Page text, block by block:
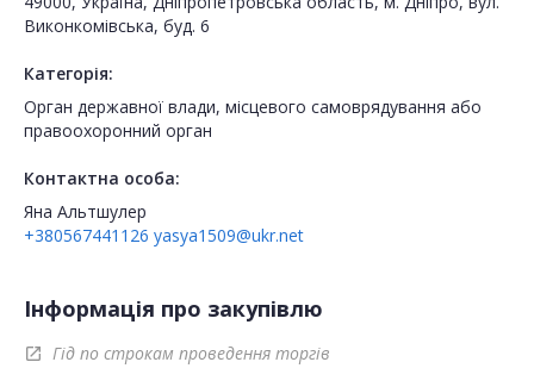
Виконкомівська, буд. 6
Категорія:
Орган державної влади, місцевого самоврядування або
правоохоронний орган
Контактна особа:
Яна Альтшулер
+380567441126 yasya1509@ukr.net
Інформація про закупівлю
open_in_new Гід по строкам проведення торгів